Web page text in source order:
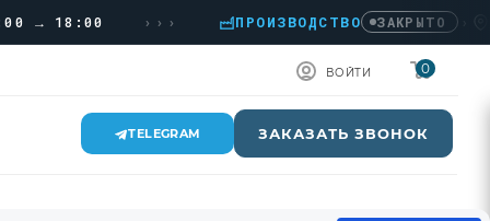
18:00 ››› ПРОИЗВОДСТВО ЗАКРЫТО ›
ВОЙТИ 0
TELEGRAM ЗАКАЗАТЬ ЗВОНОК